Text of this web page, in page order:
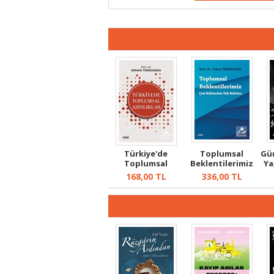
Türkiye'de
Toplumsal
Azınlıklar
168,00TL
Toplumsal
Beklentilerimiz
336,00TL